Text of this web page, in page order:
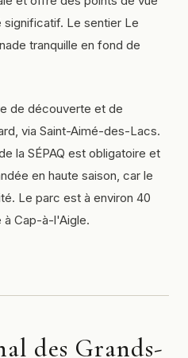
significatif. Le sentier Le
tranquille en fond de
de découverte et de
via Saint-Aimé-des-Lacs.
la SÉPAQ est obligatoire et
en haute saison, car le
Le parc est à environ 40
Cap-à-l'Aigle.
des Grands-